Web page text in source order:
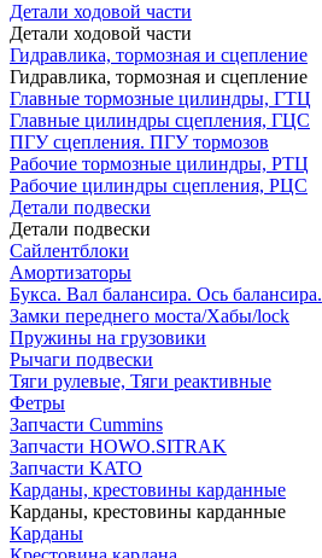
Детали ходовой части
Детали ходовой части
Гидравлика, тормозная и сцепление
Гидравлика, тормозная и сцепление
Главные тормозные цилиндры, ГТЦ
Главные цилиндры сцепления, ГЦС
ПГУ сцепления. ПГУ тормозов
Рабочие тормозные цилиндры, РТЦ
Рабочие цилиндры сцепления, РЦС
Детали подвески
Детали подвески
Cайлентблоки
Амортизаторы
Букса. Вал балансира. Ось балансира.
Замки переднего моста/Хабы/lock
Пружины на грузовики
Рычаги подвески
Тяги рулевые, Тяги реактивные
Фетры
Запчасти Cummins
Запчасти HOWO.SITRAK
Запчасти KATO
Карданы, крестовины карданные
Карданы, крестовины карданные
Карданы